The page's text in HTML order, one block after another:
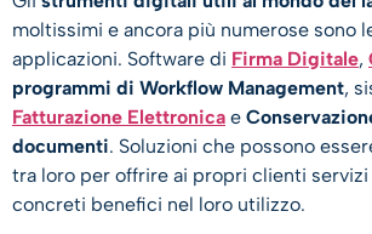
moltissimi e ancora più numerose sono
applicazioni. Software di Firma Digitale,
programmi di Workflow Management,
Fatturazione Elettronica e
documenti. Soluzioni che possono
tra loro per offrire ai propri clienti servizi
concreti benefici nel loro utilizzo.